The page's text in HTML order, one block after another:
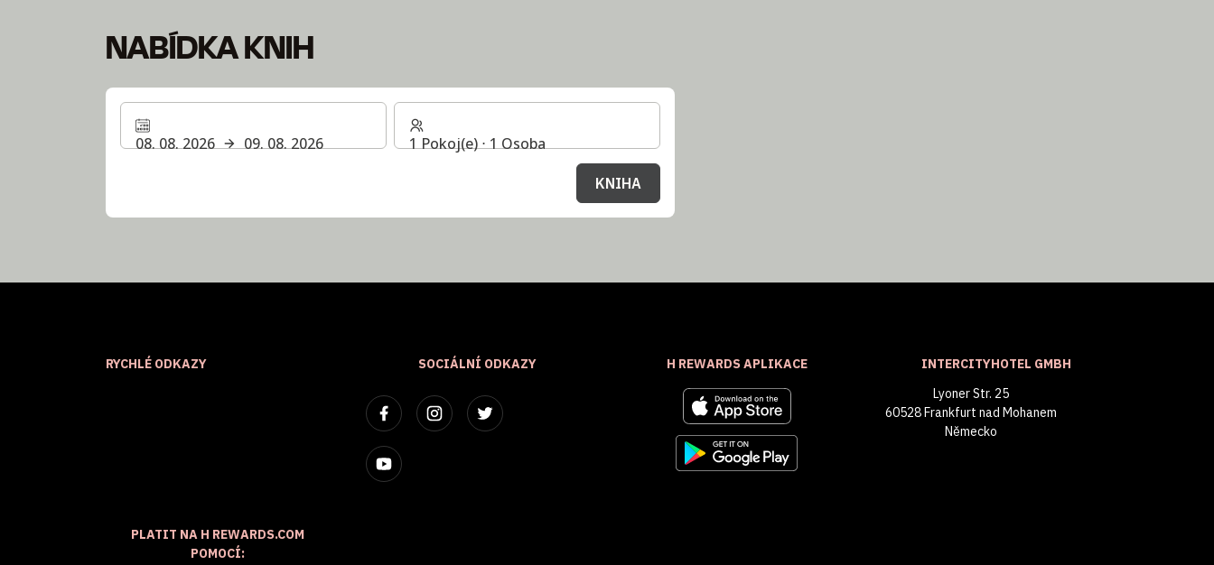
NABÍDKA KNIH
08. 08. 2026 09. 08. 2026 1 Pokoj(e) ⋅ 1 Osoba
KNIHA
RYCHLÉ ODKAZY SOCIÁLNÍ ODKAZY H REWARDS APLIKACE
INTERCITYHOTEL GMBH
Lyoner Str. 25
60528 Frankfurt nad Mohanem
Německo
PLATIT NA H REWARDS.COM
POMOCÍ: